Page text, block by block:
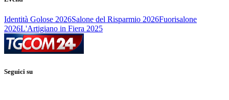
Identità Golose 2026Salone del Risparmio 2026Fuorisalone
2026L'Artigiano in Fiera 2025
Seguici su